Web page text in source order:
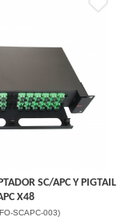
SC/APC Y PIGTAIL
X48
SCAPC-003)